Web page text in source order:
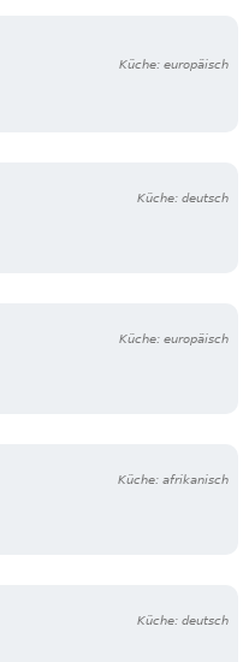
Küche: europäisch
Küche: deutsch
Küche: europäisch
Küche: afrikanisch
Küche: deutsch